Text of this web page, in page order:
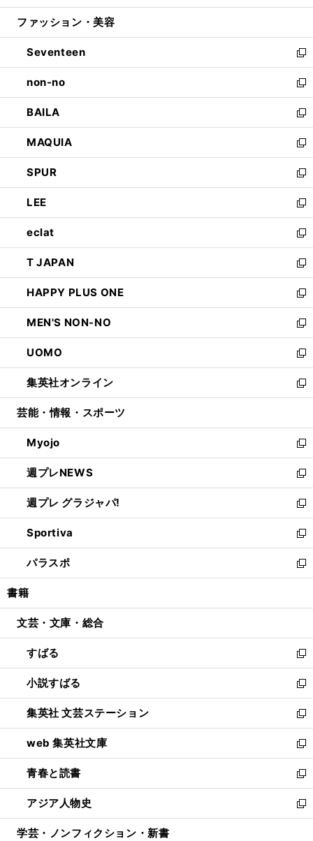
開
ウ
開
く
ン
ウ
で
開
く
ウ
ン
ド
ウ
で
開
く
ファッション・美容
Seventeen
新
し
い
ウ
ィ
ン
ド
ウ
で
開
く
non-no
新
し
い
ウ
ィ
ン
ド
ウ
で
開
く
BAILA
新
し
い
ウ
ィ
ン
ド
ウ
で
開
く
MAQUIA
新
し
い
ウ
ィ
ン
ド
ウ
で
開
く
SPUR
新
し
い
ウ
ィ
ン
ド
ウ
で
開
く
LEE
新
し
い
ウ
ィ
ン
ド
ウ
で
開
く
eclat
新
し
い
ウ
ィ
ン
ド
ウ
で
開
く
T JAPAN
新
し
い
ウ
ィ
ン
ド
ウ
で
開
HAPPY PLUS ONE
新
し
い
ウ
ィ
ン
ド
ウ
開
く
MEN'S NON-NO
新
し
い
ウ
ィ
ン
ウ
で
開
く
UOMO
新
し
い
ウ
ン
ド
ウ
で
開
く
集英社オンライン
新
し
ウ
ィ
ン
ド
ウ
で
開
く
芸能・情報・スポーツ
Myojo
新
し
い
ウ
ィ
ン
ド
ウ
で
開
週プレNEWS
新
し
い
ウ
ィ
ン
ド
ウ
開
週プレ グラジャパ!
新
し
い
ウ
ィ
ン
ウ
開
く
Sportiva
新
し
い
ウ
ン
ウ
で
開
く
パラスポ
新
し
ウ
ン
ド
ウ
で
開
く
書籍
文芸・文庫・総合
すばる
新
し
い
ウ
ィ
ン
ド
ウ
で
開
く
小説すばる
新
し
い
ウ
ィ
ン
ド
ウ
で
開
集英社 文芸ステーション
新
し
い
ウ
ィ
ン
ド
ウ
web 集英社文庫
新
し
い
ウ
ィ
ン
青春と読書
新
し
い
ウ
アジア人物史
新
し
学芸・ノンフィクション・新書